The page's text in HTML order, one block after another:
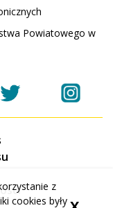
Powiatowego w
z
cookies były